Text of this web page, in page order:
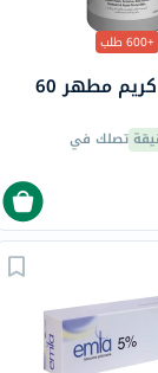
+600 طلب
سودوكريم كريم مطهر 60
تصلك في